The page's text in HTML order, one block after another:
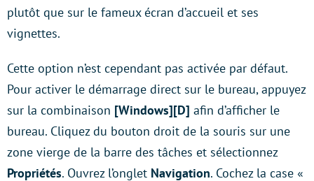
plutôt que sur le fameux écran d’accueil et ses
vignettes.
Cette option n’est cependant pas activée par défaut.
Pour activer le démarrage direct sur le bureau, appuyez
sur la combinaison [Windows][D] afin d’afficher le
bureau. Cliquez du bouton droit de la souris sur une
zone vierge de la barre des tâches et sélectionnez
Propriétés. Ouvrez l’onglet Navigation. Cochez la case «